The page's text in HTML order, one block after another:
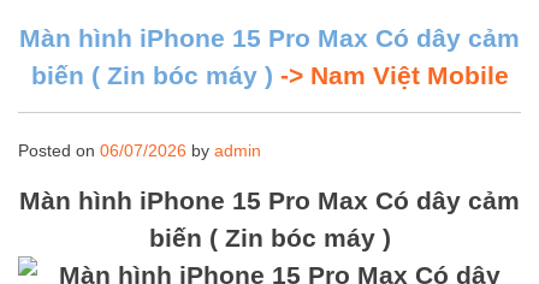
Màn hình iPhone 15 Pro Max Có dây cảm
biến ( Zin bóc máy ) -> Nam Việt Mobile
Posted on 06/07/2026 by admin
Màn hình iPhone 15 Pro Max Có dây cảm
biến ( Zin bóc máy )